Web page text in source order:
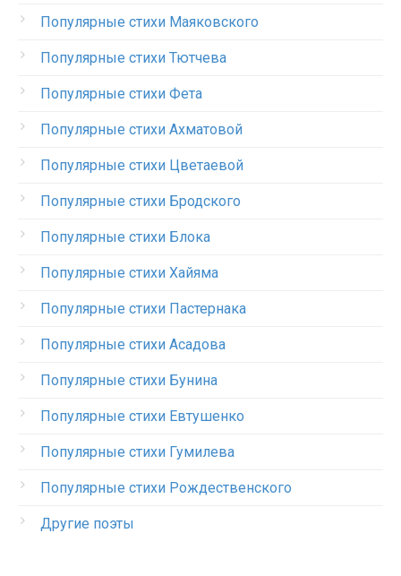
Популярные стихи Маяковского
Популярные стихи Тютчева
Популярные стихи Фета
Популярные стихи Ахматовой
Популярные стихи Цветаевой
Популярные стихи Бродского
Популярные стихи Блока
Популярные стихи Хайяма
Популярные стихи Пастернака
Популярные стихи Асадова
Популярные стихи Бунина
Популярные стихи Евтушенко
Популярные стихи Гумилева
Популярные стихи Рождественского
Другие поэты